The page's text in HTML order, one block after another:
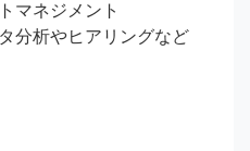
マネジメント
分析やヒアリングなど